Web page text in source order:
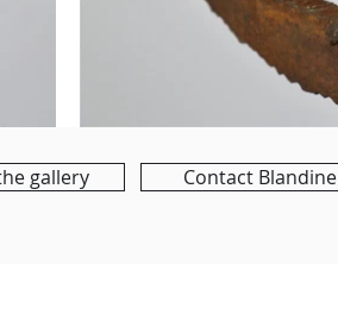
gallery Contact Blandine